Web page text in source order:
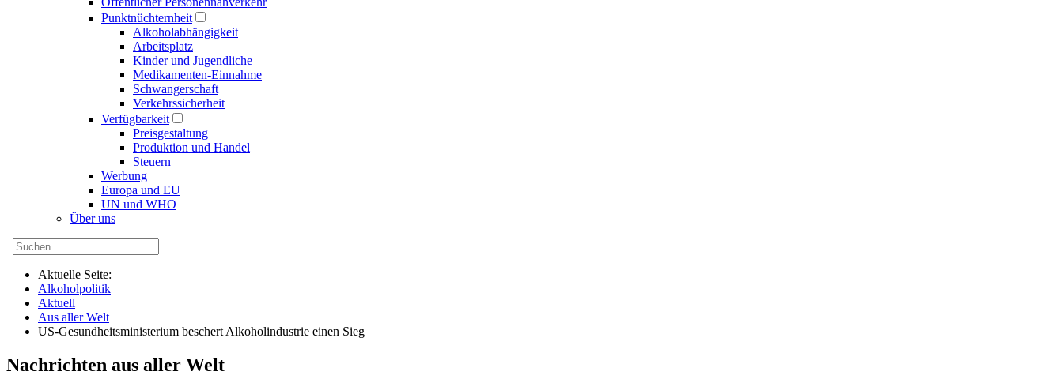
Punktnüchternheit
Alkoholabhängigkeit
Arbeitsplatz
Kinder und Jugendliche
Medikamenten-Einnahme
Schwangerschaft
Verkehrssicherheit
Verfügbarkeit
Preisgestaltung
Produktion und Handel
Steuern
Werbung
Europa und EU
UN und WHO
Über uns
Aktuelle Seite:
Alkoholpolitik
Aktuell
Aus aller Welt
US-Gesundheitsministerium beschert Alkoholindustrie einen Sieg
Nachrichten aus aller Welt